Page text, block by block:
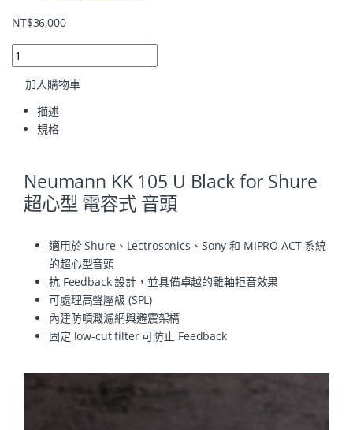
NT$36,000
加入購物車
描述
規格
Neumann KK 105 U Black for Shure
超心型 電容式 音頭
適用於 Shure、Lectrosonics、Sony 和 MIPRO ACT 系統
的超心型音頭
抗 Feedback 設計，並具備卓越的離軸拒音效果
可處理高聲壓級 (SPL)
內建防噴濺濾網與避震架構
固定 low-cut filter 可防止 Feedback